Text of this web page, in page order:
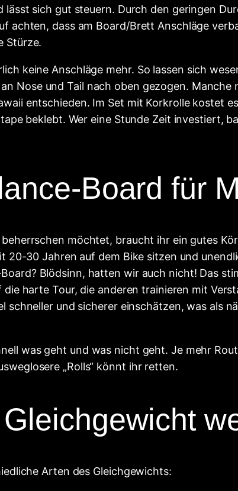
sich gut steuern. Durch den geringen
achten, dass am Board/Brett Anschläge
Stürze.
keine Anschläge mehr. So lassen sich
Nose und Tail nach oben gezogen. Manche
entschieden. Im Set mit Korkrolle kostet
beklebt. Wer eine Stunde Zeit investiert,
Board für
möchtet, braucht ihr ein gutes
20-30 Jahren auf dem Bike sitzen und
Blödsinn, hatten wir auch nicht! Das
harte Tour, die anderen trainieren mit
schneller und sicherer einschätzen, was als
was geht und was nicht geht. Je mehr
„Rolls“ könnt ihr retten.
Arten des Gleichgewichts: